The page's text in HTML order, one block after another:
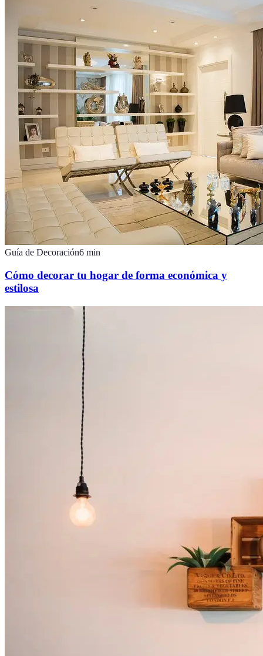
Guía de Decoración6 min
Cómo decorar tu hogar de forma económica y
estilosa